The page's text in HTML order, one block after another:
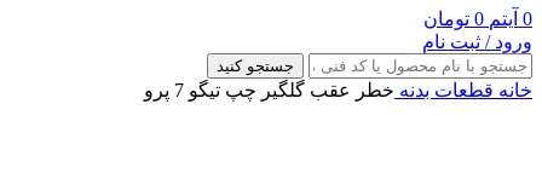
0 آیتم 0 تومان
ورود / ثبت نام
جستجو کنید
خانه قطعات بدنه خطر عقب گلگیر چپ تیگو 7 پرو